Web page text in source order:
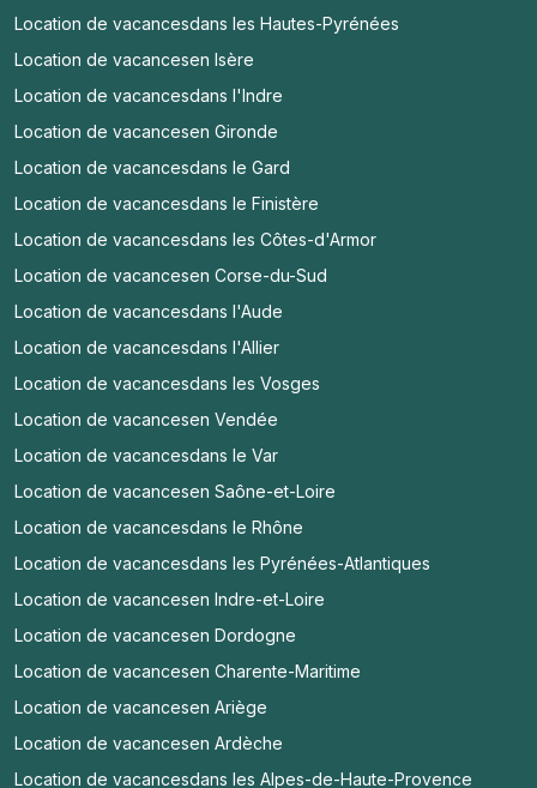
Location de vacancesdans les Hautes-Pyrénées
Location de vacancesen Isère
Location de vacancesdans l'Indre
Location de vacancesen Gironde
Location de vacancesdans le Gard
Location de vacancesdans le Finistère
Location de vacancesdans les Côtes-d'Armor
Location de vacancesen Corse-du-Sud
Location de vacancesdans l'Aude
Location de vacancesdans l'Allier
Location de vacancesdans les Vosges
Location de vacancesen Vendée
Location de vacancesdans le Var
Location de vacancesen Saône-et-Loire
Location de vacancesdans le Rhône
Location de vacancesdans les Pyrénées-Atlantiques
Location de vacancesen Indre-et-Loire
Location de vacancesen Dordogne
Location de vacancesen Charente-Maritime
Location de vacancesen Ariège
Location de vacancesen Ardèche
Location de vacancesdans les Alpes-de-Haute-Provence